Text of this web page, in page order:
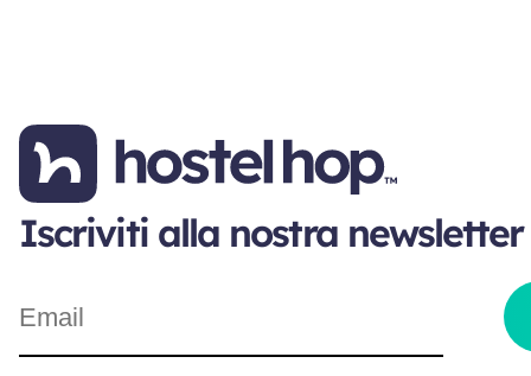
Iscriviti alla nostra newsletter